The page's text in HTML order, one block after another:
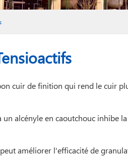
cuir de finition qui rend le cuir
alcényle en caoutchouc inhibe
améliorer l'efficacité de